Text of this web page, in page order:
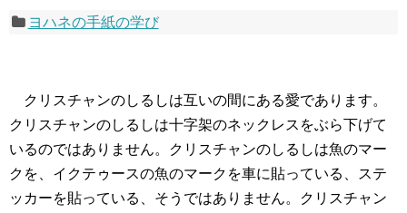
ヨハネの手紙の学び
クリスチャンのしるしは互いの間にある愛であります。
クリスチャンのしるしは十字架のネックレスをぶら下げて
いるのではありません。クリスチャンのしるしは魚のマー
クを、イクテゥースの魚のマークを車に貼っている、ステ
ッカーを貼っている、そうではありません。クリスチャン